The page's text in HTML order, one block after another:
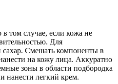
в том случае, если кожа не
Для
Смешать компоненты в
на кожу лица. Аккуратно
зоны в области подбородка
нанести легкий крем.